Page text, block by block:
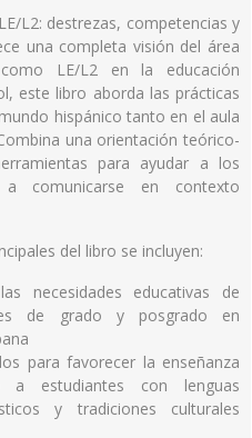
L2: destrezas, competencias y
una completa visión del área
LE/L2 en la educación
este libro aborda las prácticas
hispánico tanto en el aula
una orientación teórico-
para ayudar a los
comunicarse en contexto
del libro se incluyen:
necesidades educativas de
de grado y posgrado en
para favorecer la enseñanza
a estudiantes con lenguas
y tradiciones culturales